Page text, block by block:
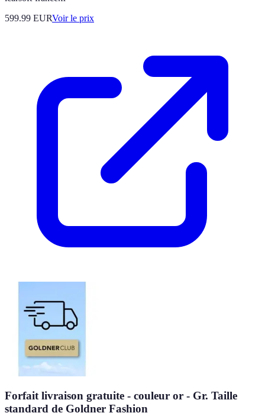
599.99 EURVoir le prix
Forfait livraison gratuite - couleur or - Gr. Taille
standard de Goldner Fashion